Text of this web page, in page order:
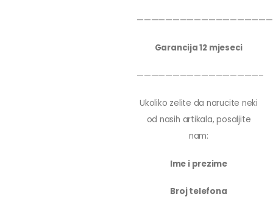
Garancija 12 mjeseci
—————————————————–
Ukoliko zelite da narucite neki
od nasih artikala, posaljite
nam:
Ime i prezime
Broj telefona